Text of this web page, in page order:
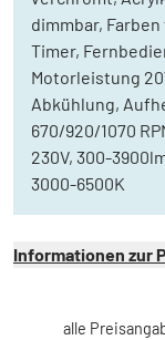
dimmbar,
Timer,
Motorleistung
Abkühlung,
670/920/1070
230V, 300-
3000-6500K
Informationen zur
alle